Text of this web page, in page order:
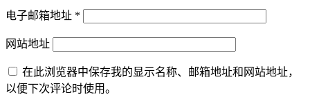
电子邮箱地址 *
网站地址
在此浏览器中保存我的显示名称、邮箱地址和网站地址，
以便下次评论时使用。